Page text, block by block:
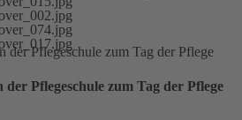
Pflegeschule zum Tag der Pflege